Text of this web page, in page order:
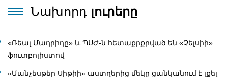
Նախորդ լուրերը
«Ռեալ Մադրիդը» և ՊՍԺ-ն հետաքրքրված են «Չելսիի»
ֆուտբոլիստով
«Մանչեսթեր Սիթիի» աստղերից մեկը ցանկանում է լքել